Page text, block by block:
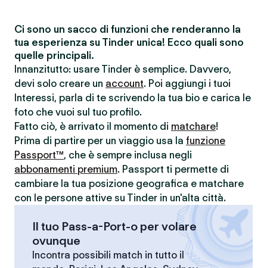
Ci sono un sacco di funzioni che renderanno la
tua esperienza su Tinder unica! Ecco quali sono
quelle principali.
Innanzitutto: usare Tinder è semplice. Davvero,
devi solo creare un account. Poi aggiungi i tuoi
Interessi, parla di te scrivendo la tua bio e carica le
foto che vuoi sul tuo profilo.
Fatto ciò, è arrivato il momento di matchare!
Prima di partire per un viaggio usa la funzione
Passport™, che è sempre inclusa negli
abbonamenti premium. Passport ti permette di
cambiare la tua posizione geografica e matchare
con le persone attive su Tinder in un'alta città.
Il tuo Pass-a-Port-o per volare
ovunque
Incontra possibili match in tutto il